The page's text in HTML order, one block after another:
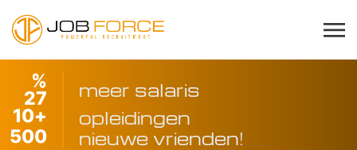
%
27
meer salaris
+
10
opleidingen
500
nieuwe vrienden!